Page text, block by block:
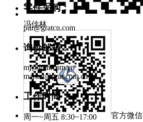
零件采购：
pur@gratcn.com
询价邮箱：
mj@grat.com.cn
market@grat.com.cn
工作时间：
周一~周五 8:30~17:00
冯佳林
官方微信